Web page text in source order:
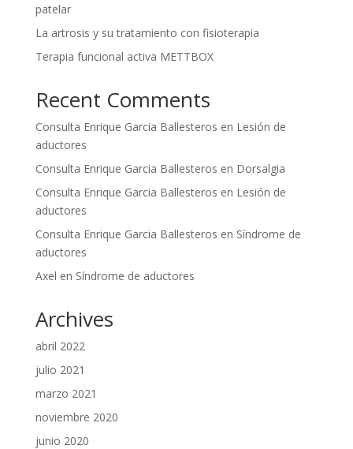
patelar
La artrosis y su tratamiento con fisioterapia
Terapia funcional activa METTBOX
Recent Comments
Consulta Enrique Garcia Ballesteros en Lesión de
aductores
Consulta Enrique Garcia Ballesteros en Dorsalgia
Consulta Enrique Garcia Ballesteros en Lesión de
aductores
Consulta Enrique Garcia Ballesteros en Síndrome de
aductores
Axel en Síndrome de aductores
Archives
abril 2022
julio 2021
marzo 2021
noviembre 2020
junio 2020